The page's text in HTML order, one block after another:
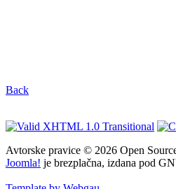
Back
Avtorske pravice © 2026 Open
Joomla! je brezplačna, izdana pod